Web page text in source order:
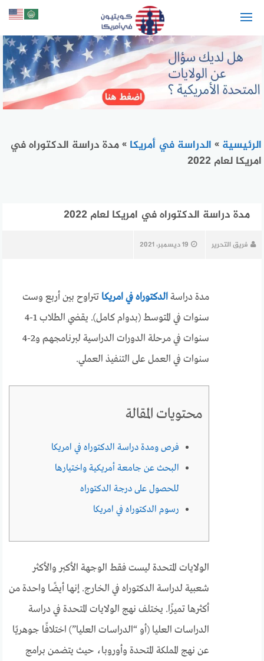
الرئيسية » الدراسة في أمريكا »مدة دراسة الدكتوراه في
امريكا لعام 2022
مدة دراسة الدكتوراه في امريكا لعام 2022
فريق التحرير 19 ديسمبر، 2021
مدة دراسةالدكتوراه في امريكا تتراوح بين أربع وست
سنوات في المتوسط (بدوام كامل). يقضي الطلاب 1-4
سنوات في مرحلة الدورات الدراسية لبرنامجهم و2-4
سنوات في العمل على التنفيذ العملي.
محتويات المقالة
فرص ومدة دراسة الدكتوراه في امريكا
البحث عن جامعة أمريكية واختيارها
للحصول على درجة الدكتوراه
رسوم الدكتوراه في امريكا
الولايات المتحدة ليست فقط الوجهة الأكبر والأكثر
شعبية لدراسة الدكتوراه في الخارج. إنها أيضًا واحدة من
أكثرها تميزًا. يختلف نهج الولايات المتحدة في دراسة
الدراسات العليا (أو “الدراسات العليا”) اختلافًا جوهريًا
عن نهج المملكة المتحدة وأوروبا، حيث يتضمن برامج